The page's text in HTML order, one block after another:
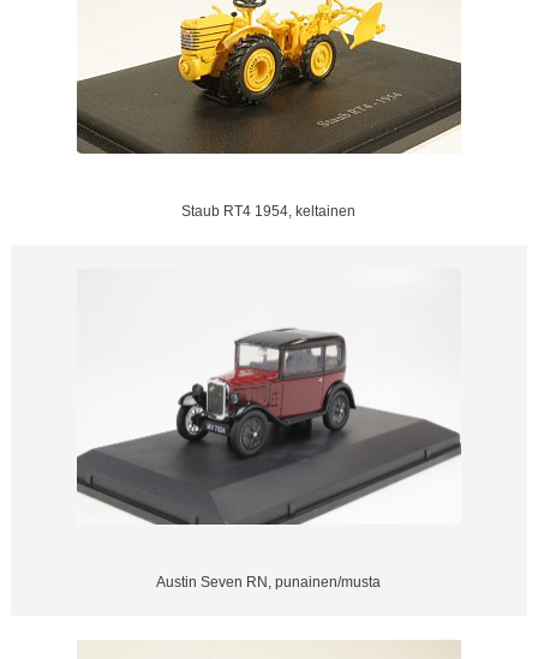
Staub RT4 1954, keltainen
Austin Seven RN, punainen/musta